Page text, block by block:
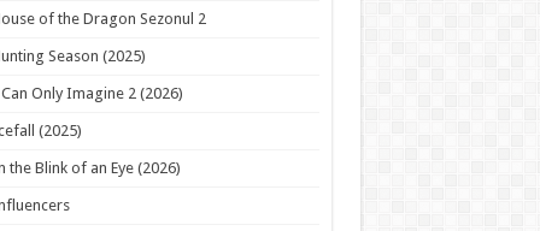
of the Dragon Sezonul 2
Season (2025)
Only Imagine 2 (2026)
(2025)
the Blink of an Eye (2026)